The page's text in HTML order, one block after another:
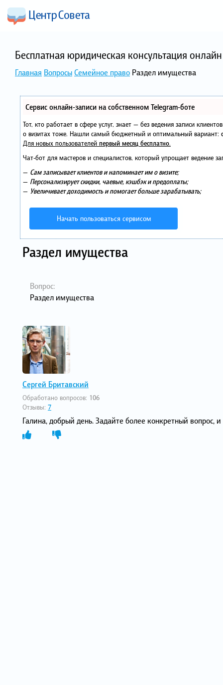
Бесплатная юридическая консультация
Главная ВопросыСемейное право Раздел имущества
Сервис онлайн-записи на собственном Telegram-боте
Тот, кто работает в сфере услуг, знает — без ведения записи
о визитах тоже. Нашли самый бюджетный и оптимальный вариант:
Для новых пользователей первый месяц бесплатно.
Чат-бот для мастеров и специалистов, который упрощает ведение
— Сам записывает клиентов и напоминает им о визите;
— Персонализирует скидки, чаевые, кэшбэк и предоплаты;
— Увеличивает доходимость и помогает больше зарабатывать;
Начать пользоваться сервисом
Раздел имущества
Вопрос:
Раздел имущества
Сергей Бритавский
Обработано вопросов: 106
Отзывы: 7
Галина, добрый день. Задайте более конкретный вопрос,